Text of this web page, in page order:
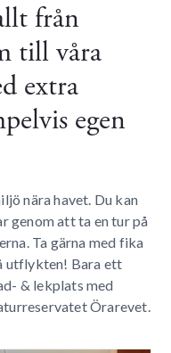
från
till våra
extra
egen
nära havet. Du kan
genom att ta en tur på
Ta gärna med fika
utflykten! Bara ett
& lekplats med
Örarevet.